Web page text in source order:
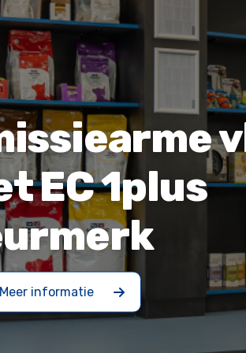
EC 1plus
Meer informatie